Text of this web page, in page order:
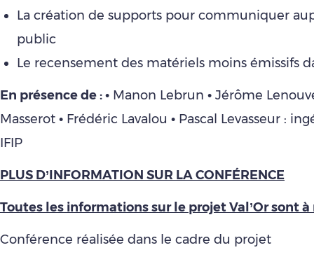
La création de supports pour communiquer
public
Le recensement des matériels moins émissifs
En présence de :• Manon Lebrun • Jérôme
Masserot • Frédéric Lavalou • Pascal Levasseur :
IFIP
PLUS D’INFORMATION SUR LA CONFÉRENCE
Toutes les informations sur le projet Val’Or sont
Conférence réalisée dans le cadre du projet